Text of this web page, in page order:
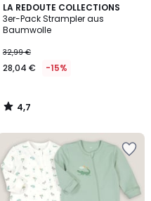
LA REDOUTE COLLECTIONS
3er-Pack Strampler aus
Baumwolle
32,99 €
28,04 € -15%
4,7
/ 5
4,7
/